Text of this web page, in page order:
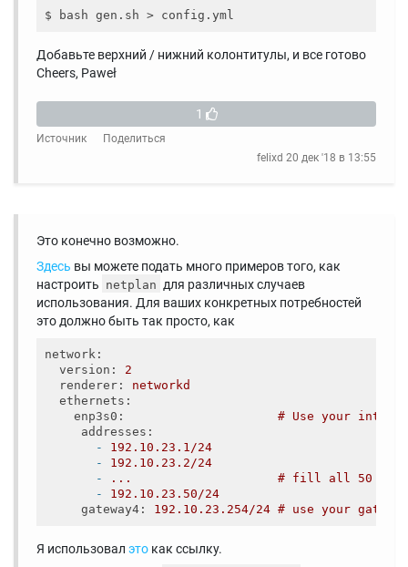
Добавьте верхний / нижний колонтитулы, и все готово
Cheers, Paweł
1
Источник
Поделиться
felixd 20 дек '18 в 13:55
Это конечно возможно.
Здесь вы можете подать много примеров того, как
настроить netplan для различных случаев
использования. Для ваших конкретных потребностей
это должно быть так просто, как
network :
version : 2
renderer : networkd
ethernets :
enp3s0 : # Use your
addresses :
-
192.10.23.1/24
-
192.10.23.2/24
-
...                    # fill all 50
-
192.10.23.50/24
gateway4 : 192.10.23.254/24 # use your
Я использовал это как ссылку.